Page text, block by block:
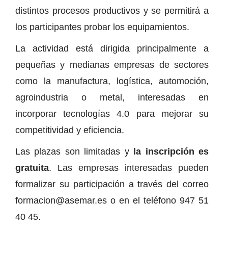
distintos procesos productivos y se permitirá a
los participantes probar los equipamientos.
La actividad está dirigida principalmente a
pequeñas y medianas empresas de sectores
como la manufactura, logística, automoción,
agroindustria o metal, interesadas en
incorporar tecnologías 4.0 para mejorar su
competitividad y eficiencia.
Las plazas son limitadas y la inscripción es
gratuita. Las empresas interesadas pueden
formalizar su participación a través del correo
formacion@asemar.es o en el teléfono 947 51
40 45.